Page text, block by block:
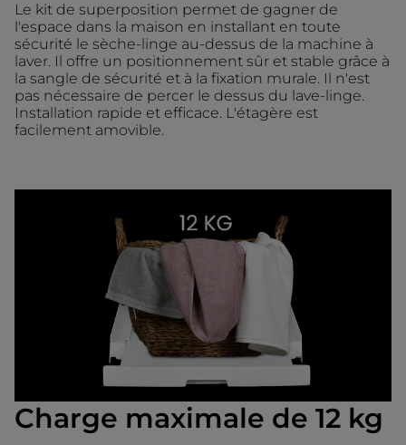
Le kit de superposition permet de gagner de
l'espace dans la maison en installant en toute
sécurité le sèche-linge au-dessus de la machine à
laver. Il offre un positionnement sûr et stable grâce à
la sangle de sécurité et à la fixation murale. Il n'est
pas nécessaire de percer le dessus du lave-linge.
Installation rapide et efficace. L'étagère est
facilement amovible.
Charge maximale de 12 kg